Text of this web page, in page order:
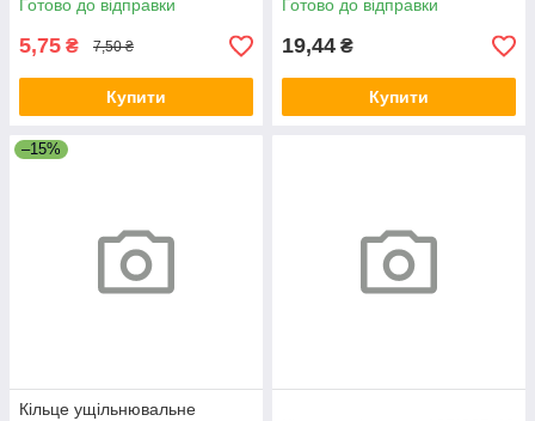
Готово до відправки
5,75 ₴ 7,50 ₴
Купити
Готово до відправки
19,44 ₴
Купити
–15%
Кільце ущільнювальне